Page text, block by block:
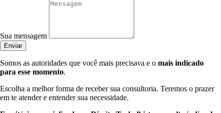
Sua mensagem
Enviar
Somos as autoridades que você mais precisava e o mais indicado
para esse momento.
Escolha a melhor forma de receber sua consultoria. Teremos o prazer
em te atender e entender sua necessidade.